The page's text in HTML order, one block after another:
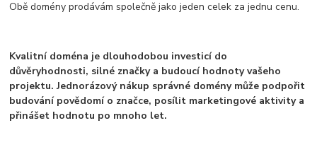
Obě domény prodávám společně jako jeden celek za jednu cenu.
Kvalitní doména je dlouhodobou investicí do
důvěryhodnosti, silné značky a budoucí hodnoty vašeho
projektu. Jednorázový nákup správné domény může podpořit
budování povědomí o značce, posílit marketingové aktivity a
přinášet hodnotu po mnoho let.